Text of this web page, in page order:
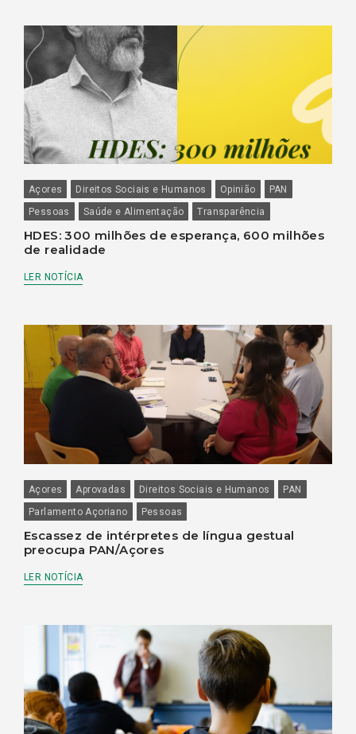
Açores Direitos Sociais e Humanos Opinião
PAN
Pessoas
Saúde e Alimentação Transparência
HDES: 300 milhões de esperança, 600 milhões
de realidade
LER NOTÍCIA
Açores Aprovadas Direitos Sociais e Humanos
PAN
Parlamento Açoriano
Pessoas
Escassez de intérpretes de língua gestual
preocupa PAN/Açores
LER NOTÍCIA